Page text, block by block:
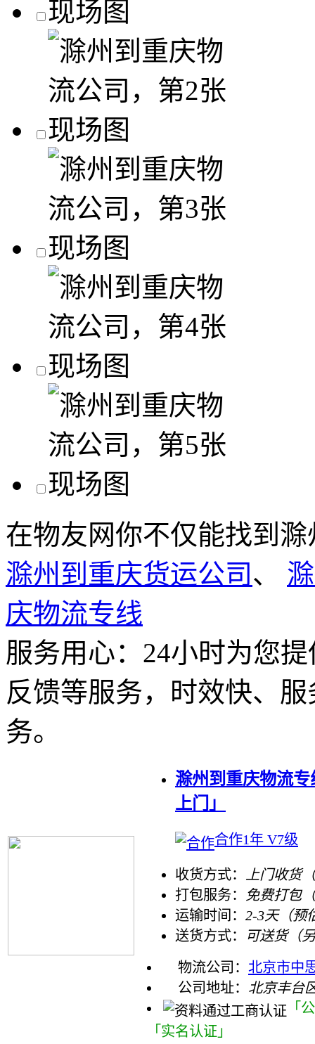
在物友网你不仅能找到
滁州到重庆货运公司 、
庆物流专线
服务用心： 24小时为您
反馈等服务，时效快、
务。
滁州到重庆物流
上门」
合作1年 V7级
收货方式：
上门收货
打包服务：
免费打包
运输时间： 2-3天（预
送货方式：
可送货（
物流公司： 北京市中
公司地址： 北京丰台
「
「实名认证」